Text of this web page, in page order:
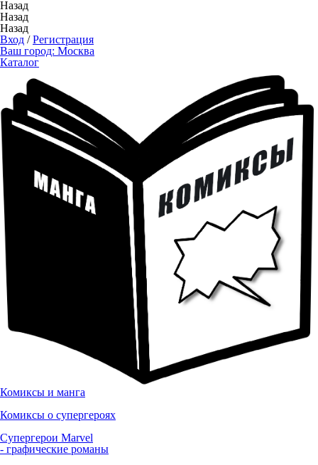
Назад
Назад
Назад
Вход /Регистрация
Ваш город: Москва
Каталог
Комиксы и манга
Комиксы о супергероях
Супергерои Marvel
- графические романы